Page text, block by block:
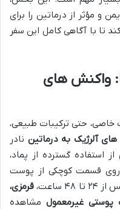
و مؤثر از درماتین را برای
تا با آگاهی کامل این سفر
واکنش های
حتی ترکیبات طبیعی،
آلرژیک به درماتین نادر
استفاده گسترده از پماد،
روی قسمت کوچکی از پوست
قرمزی،
پوستی غیرمعمول مشاهده